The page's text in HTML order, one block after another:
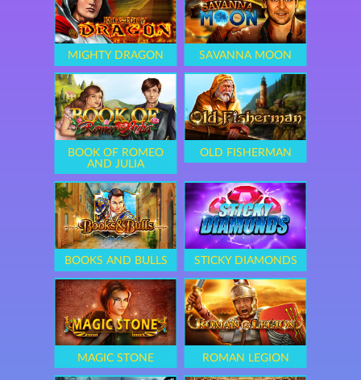
MIGHTY DRAGON SAVANNA MOON
BOOK OF ROMEO
AND JULIA
OLD FISHERMAN
BOOKS AND BULLS STICKY DIAMONDS
MAGIC STONE ROMAN LEGION